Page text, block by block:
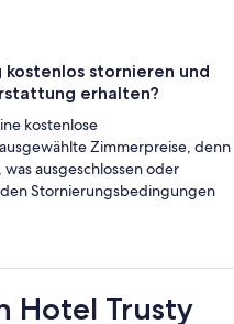
kostenlos stornieren und
erhalten?
kostenlose
Zimmerpreise, denn
ausgeschlossen oder
Stornierungsbedingungen
Hotel Trusty